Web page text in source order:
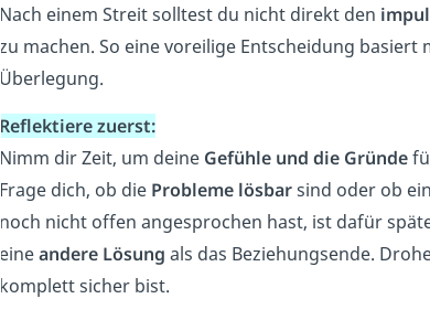
Nach einem Streit solltest du nicht direkt den
zu machen. So eine voreilige Entscheidung
Überlegung.
Reflektiere zuerst:
Nimm dir Zeit, um deine Gefühle und die Gründe
Frage dich, ob die Probleme lösbarsind oder ob
noch nicht offen angesprochen hast, ist dafür
eineandere Lösung als das Beziehungsende.
komplett sicher bist.